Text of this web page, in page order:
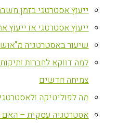
ייעוץ אסטרטגי בזמן
ייעוץ אסטרטגי או ייעוץ
שיעור באסטרטגיה
למה דווקא לחברות
צמיחה חדשים
מה לפוליטיקה
אסטרטגיה עסקית – האם